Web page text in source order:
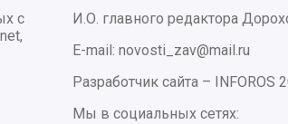
с
И.О. главного редактора
E-mail: novosti_zav@mail.ru
Разработчик сайта –
INFOROS
Мы в социальных сетях: